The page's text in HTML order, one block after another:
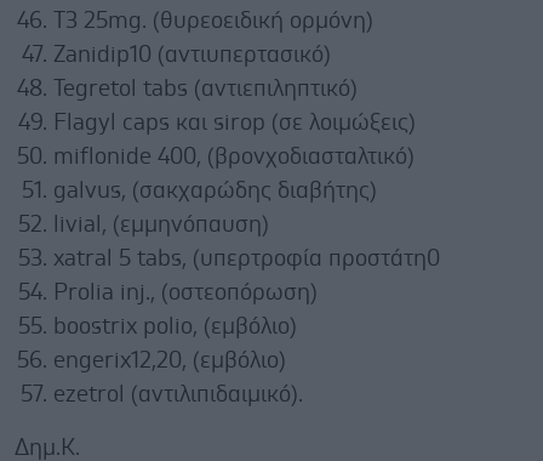
T3 25mg. (θυρεοειδική ορμόνη)
Zanidip10 (αντιυπερτασικό)
Tegretol tabs (αντιεπιληπτικό)
Flagyl caps και sirop (σε λοιμώξεις)
miflonide 400, (βρονχοδιασταλτικό)
galvus, (σακχαρώδης διαβήτης)
livial, (εμμηνόπαυση)
xatral 5 tabs, (υπερτροφία προστάτη0
Prolia inj., (οστεοπόρωση)
boostrix polio, (εμβόλιο)
engerix12,20, (εμβόλιο)
ezetrol (αντιλιπιδαιμικό).
Δημ.Κ.